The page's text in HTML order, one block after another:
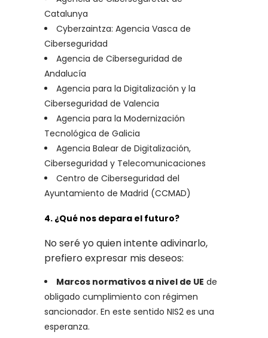
Catalunya
Cyberzaintza: Agencia Vasca de
Ciberseguridad
Agencia de Ciberseguridad de
Andalucía
Agencia para la Digitalización y la
Ciberseguridad de Valencia
Agencia para la Modernización
Tecnológica de Galicia
Agencia Balear de Digitalización,
Ciberseguridad y Telecomunicaciones
Centro de Ciberseguridad del
Ayuntamiento de Madrid (CCMAD)
4. ¿Qué nos depara el futuro?
No seré yo quien intente adivinarlo,
prefiero expresar mis deseos:
Marcos normativos a nivel de UE de
obligado cumplimiento con régimen
sancionador. En este sentido NIS2 es una
esperanza.